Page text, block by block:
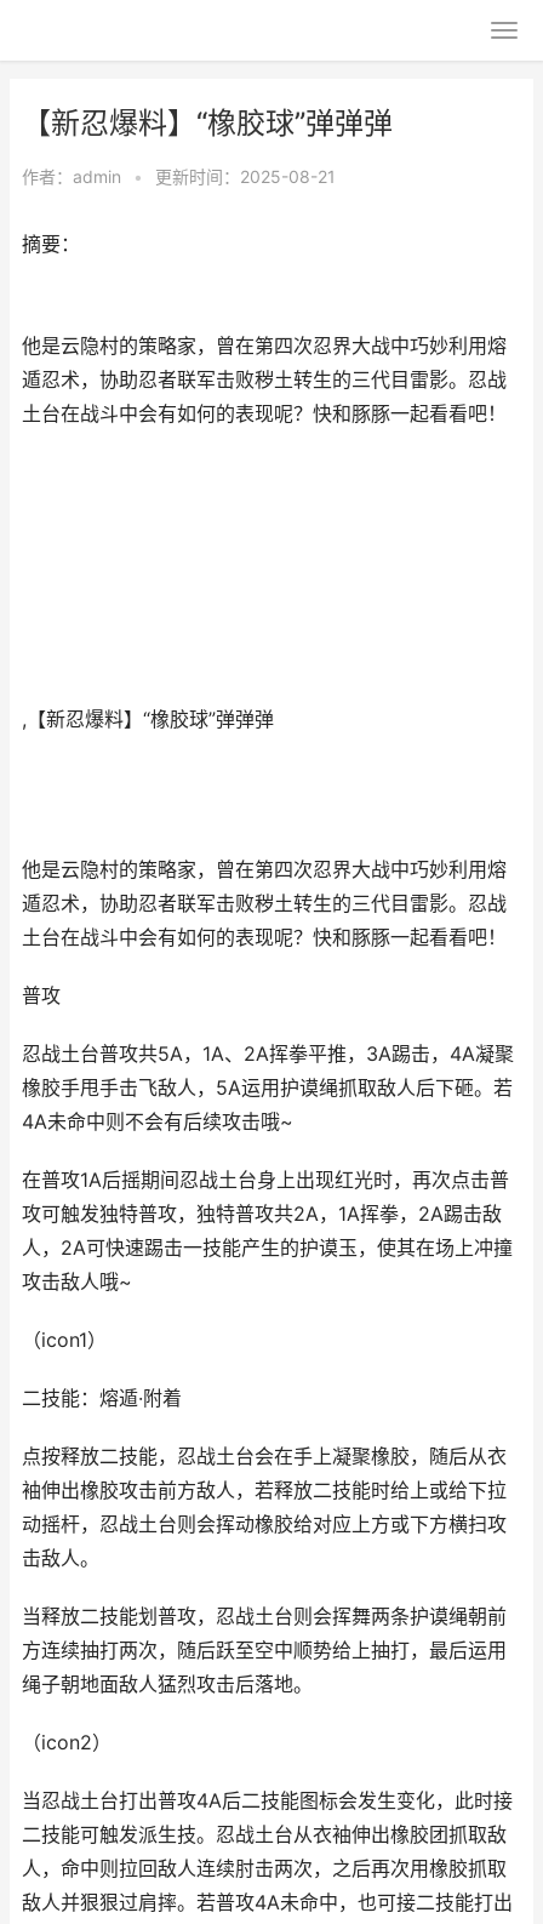
【新忍爆料】“橡胶球”弹弹弹
作者： admin • 更新时间：2025-08-21
摘要：
他是云隐村的策略家，曾在第四次忍界大战中巧妙利用熔
遁忍术，协助忍者联军击败秽土转生的三代目雷影。忍战
土台在战斗中会有如何的表现呢？快和豚豚一起看看吧！
,【新忍爆料】“橡胶球”弹弹弹
他是云隐村的策略家，曾在第四次忍界大战中巧妙利用熔
遁忍术，协助忍者联军击败秽土转生的三代目雷影。忍战
土台在战斗中会有如何的表现呢？快和豚豚一起看看吧！
普攻
忍战土台普攻共5A，1A、2A挥拳平推，3A踢击，4A凝聚
橡胶手甩手击飞敌人，5A运用护谟绳抓取敌人后下砸。若
4A未命中则不会有后续攻击哦~
在普攻1A后摇期间忍战土台身上出现红光时，再次点击普
攻可触发独特普攻，独特普攻共2A，1A挥拳，2A踢击敌
人，2A可快速踢击一技能产生的护谟玉，使其在场上冲撞
攻击敌人哦~
（icon1）
二技能：熔遁·附着
点按释放二技能，忍战土台会在手上凝聚橡胶，随后从衣
袖伸出橡胶攻击前方敌人，若释放二技能时给上或给下拉
动摇杆，忍战土台则会挥动橡胶给对应上方或下方横扫攻
击敌人。
当释放二技能划普攻，忍战土台则会挥舞两条护谟绳朝前
方连续抽打两次，随后跃至空中顺势给上抽打，最后运用
绳子朝地面敌人猛烈攻击后落地。
（icon2）
当忍战土台打出普攻4A后二技能图标会发生变化，此时接
二技能可触发派生技。忍战土台从衣袖伸出橡胶团抓取敌
人，命中则拉回敌人连续肘击两次，之后再次用橡胶抓取
敌人并狠狠过肩摔。若普攻4A未命中，也可接二技能打出